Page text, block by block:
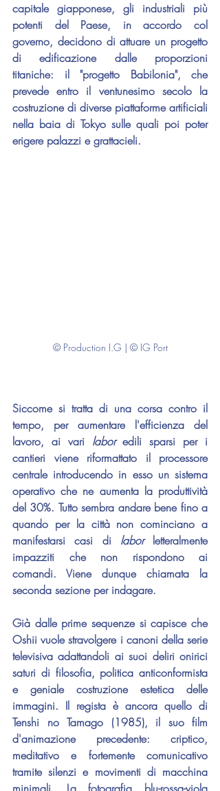
capitale giapponese, gli industriali più
potenti del Paese, in accordo col
governo, decidono di attuare un progetto
di edificazione dalle proporzioni
titaniche: il "progetto Babilonia", che
prevede entro il ventunesimo secolo la
costruzione di diverse piattaforme artificiali
nella baia di Tokyo sulle quali poi poter
erigere palazzi e grattacieli.
© Production I.G | © IG Port
Siccome si tratta di una corsa contro il
tempo, per aumentare l'efficienza del
lavoro, ai vari labor edili sparsi per i
cantieri viene riformattato il processore
centrale introducendo in esso un sistema
operativo che ne aumenta la produttività
del 30%. Tutto sembra andare bene fino a
quando per la città non cominciano a
manifestarsi casi di labor letteralmente
impazziti che non rispondono ai
comandi. Viene dunque chiamata la
seconda sezione per indagare.
Già dalle prime sequenze si capisce che
Oshii vuole stravolgere i canoni della serie
televisiva adattandoli ai suoi deliri onirici
saturi di filosofia, politica anticonformista
e geniale costruzione estetica delle
Tenshi no Tamago (1985), il suo film
d'animazione precedente: criptico,
meditativo e fortemente comunicativo
tramite silenzi e movimenti di macchina